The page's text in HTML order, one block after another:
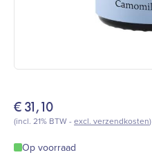
€31,10
(incl. 21% BTW -excl. verzendkosten)
Op voorraad